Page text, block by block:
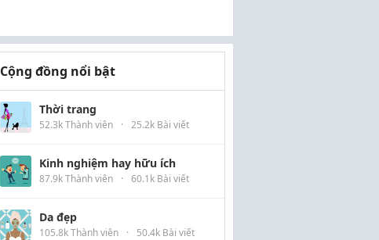
Cộng đồng nổi bật
Thời trang
52.3k Thành viên · 25.2k Bài viết
Kinh nghiệm hay hữu ích
87.9k Thành viên · 60.1k Bài viết
Da đẹp
105.8k Thành viên · 50.4k Bài viết